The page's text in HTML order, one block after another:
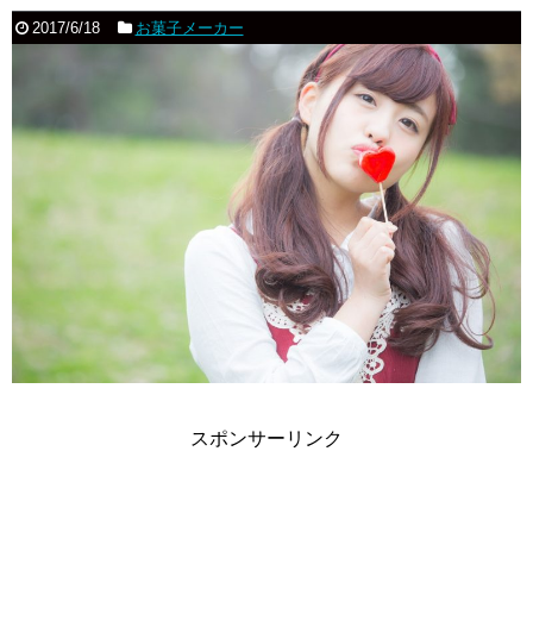
2017/6/18 お菓子メーカー
スポンサーリンク